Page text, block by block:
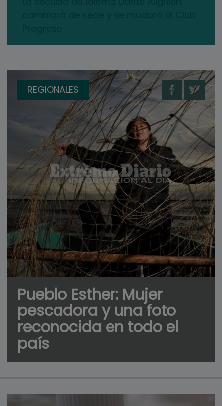
REGIONALES
Pueblo Esther: Mujer
pescadora y una foto
reconocida en todo el
país